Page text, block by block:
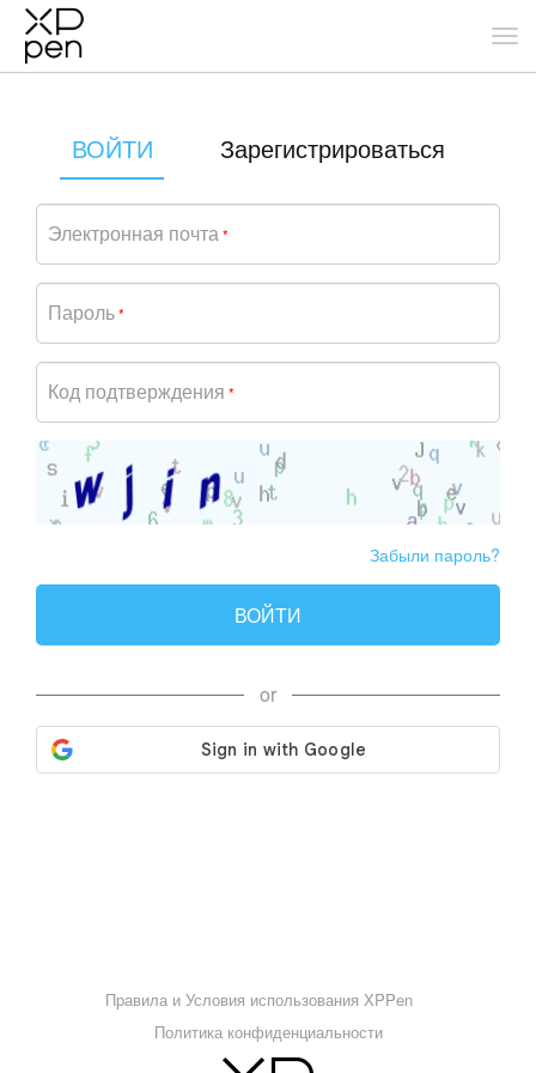
ВОЙТИ Зарегистрироваться
Электронная почта*
Пароль*
Код подтверждения *
Забыли пароль?
ВОЙТИ
or
Правила и Условия использования XPPen
Политика конфиденциальности